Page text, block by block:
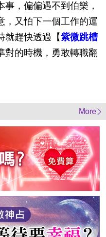
，偏偏遇不到伯樂，
，又怕下一個工作的運
就趕快透過【紫微跳槽
對的時機，勇敢轉職翻
More